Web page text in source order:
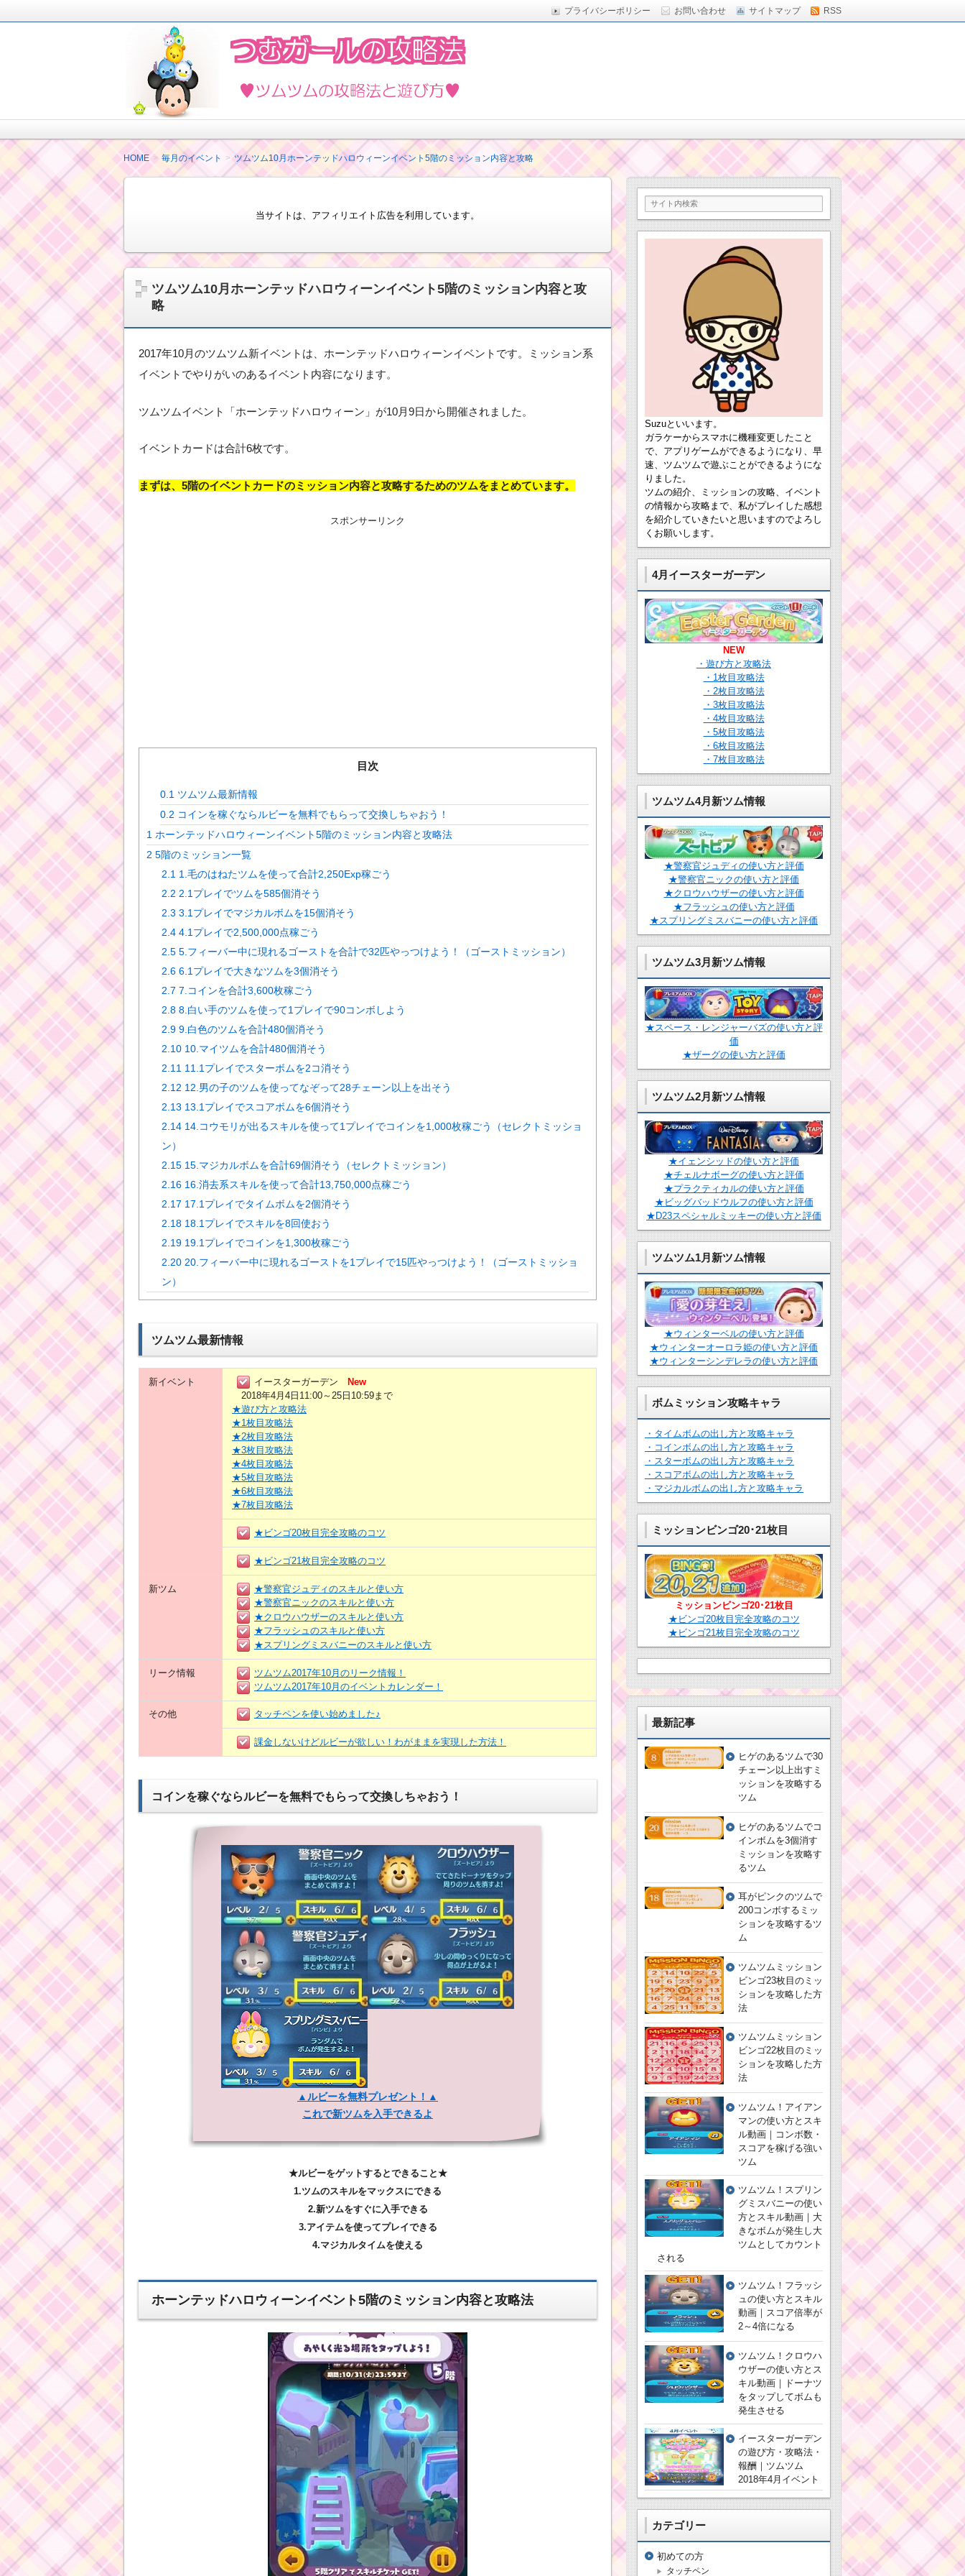
お問い合わせ サイトマップ RSS
プライバシーポリシー
ツムツムの攻略法と遊び方
2018年4月ツムツムを楽しく攻略した実際の方法をまとめています。5月の新イベントや新ツムな
ど最新情報も紹介しています。
HOME 毎月のイベント ツムツム10月ホーンテッドハロウィーンイベント5階のミッション内容と攻略
当サイトは、アフィリエイト広告を利用しています。
ツムツム10月ホーンテッドハロウィーンイベント5階のミッション内容と攻
略
2017年10月のツムツム新イベントは、ホーンテッドハロウィーンイベントです。ミッション系
イベントでやりがいのあるイベント内容になります。
ツムツムイベント「ホーンテッドハロウィーン」が10月9日から開催されました。
イベントカードは合計6枚です。
まずは、5階のイベントカードのミッション内容と攻略するためのツムをまとめています。
スポンサーリンク
目次
0.1ツムツム最新情報
0.2 コインを稼ぐならルビーを無料でもらって交換しちゃおう！
1 ホーンテッドハロウィーンイベント5階のミッション内容と攻略法
2 5階のミッション一覧
2.1 1.毛のはねたツムを使って合計2,250Exp稼ごう
2.2 2.1プレイでツムを585個消そう
2.3 3.1プレイでマジカルボムを15個消そう
2.4 4.1プレイで2,500,000点稼ごう
2.5 5.フィーバー中に現れるゴーストを合計で32匹やっつけよう！（ゴーストミッション）
2.6 6.1プレイで大きなツムを3個消そう
2.7 7.コインを合計3,600枚稼ごう
2.8 8.白い手のツムを使って1プレイで90コンボしよう
2.9 9.白色のツムを合計480個消そう
2.10 10.マイツムを合計480個消そう
2.11 11.1プレイでスターボムを2コ消そう
2.12 12.男の子のツムを使ってなぞって28チェーン以上を出そう
2.13 13.1プレイでスコアボムを6個消そう
2.14 14.コウモリが出るスキルを使って1プレイでコインを1,000枚稼ごう（セレクトミッショ
ン）
2.15 15.マジカルボムを合計69個消そう（セレクトミッション）
2.16 16.消去系スキルを使って合計13,750,000点稼ごう
2.17 17.1プレイでタイムボムを2個消そう
2.18 18.1プレイでスキルを8回使おう
2.19 19.1プレイでコインを1,300枚稼ごう
2.20 20.フィーバー中に現れるゴーストを1プレイで15匹やっつけよう！（ゴーストミッショ
ン）
ツムツム最新情報
新イベント イースターガーデン New
2018年4月4日11:00～25日10:59まで
★遊び方と攻略法
★1枚目攻略法
★2枚目攻略法
★3枚目攻略法
★4枚目攻略法
★5枚目攻略法
★6枚目攻略法
★7枚目攻略法
★ビンゴ20枚目完全攻略のコツ
★ビンゴ21枚目完全攻略のコツ
新ツム
★警察官ジュディのスキルと使い方
★警察官ニックのスキルと使い方
★クロウハウザーのスキルと使い方
★フラッシュのスキルと使い方
★スプリングミスバニーのスキルと使い方
リーク情報
ツムツム2017年10月のリーク情報！
ツムツム2017年10月のイベントカレンダー！
その他 タッチペンを使い始めました♪
課金しないけどルビーが欲しい！わがままを実現した方法！
コインを稼ぐならルビーを無料でもらって交換しちゃおう！
▲ルビーを無料プレゼント！▲
これで新ツムを入手できるよ
★ルビーをゲットするとできること★
1.ツムのスキルをマックスにできる
2.新ツムをすぐに入手できる
3.アイテムを使ってプレイできる
4.マジカルタイムを使える
ホーンテッドハロウィーンイベント5階のミッション内容と攻略法
Suzuといいます。
ガラケーからスマホに機種変更したこと
で、アプリゲームができるようになり、早
速、ツムツムで遊ぶことができるようにな
りました。
ツムの紹介、ミッションの攻略、イベント
の情報から攻略まで、私がプレイした感想
を紹介していきたいと思いますのでよろし
くお願いします。
4月イースターガーデン
NEW
・遊び方と攻略法
・1枚目攻略法
・2枚目攻略法
・3枚目攻略法
・4枚目攻略法
・5枚目攻略法
・6枚目攻略法
・7枚目攻略法
ツムツム4月新ツム情報
★警察官ジュディの使い方と評価
★警察官ニックの使い方と評価
★クロウハウザーの使い方と評価
★フラッシュの使い方と評価
★スプリングミスバニーの使い方と評価
ツムツム3月新ツム情報
★スペース・レンジャーバズの使い方と評
価
★ザーグの使い方と評価
ツムツム2月新ツム情報
★イェンシッドの使い方と評価
★チェルナボーグの使い方と評価
★プラクティカルの使い方と評価
★ビッグバッドウルフの使い方と評価
★D23スペシャルミッキーの使い方と評価
ツムツム1月新ツム情報
★ウィンターベルの使い方と評価
★ウィンターオーロラ姫の使い方と評価
★ウィンターシンデレラの使い方と評価
ボムミッション攻略キャラ
・タイムボムの出し方と攻略キャラ
・コインボムの出し方と攻略キャラ
・スターボムの出し方と攻略キャラ
・スコアボムの出し方と攻略キャラ
・マジカルボムの出し方と攻略キャラ
ミッションビンゴ20･21枚目
ミッションビンゴ20･21枚目
★ビンゴ20枚目完全攻略のコツ
★ビンゴ21枚目完全攻略のコツ
最新記事
ヒゲのあるツムで30
チェーン以上出すミ
ッションを攻略する
ツム
ヒゲのあるツムでコ
インボムを3個消す
ミッションを攻略す
るツム
耳がピンクのツムで
200コンボするミッ
ションを攻略するツ
ム
ツムツムミッション
ビンゴ23枚目のミッ
ションを攻略した方
法
ツムツムミッション
ビンゴ22枚目のミッ
ションを攻略した方
法
ツムツム！アイアン
マンの使い方とスキ
ル動画｜コンボ数・
スコアを稼げる強い
ツム
ツムツム！スプリン
グミスバニーの使い
方とスキル動画｜大
きなボムが発生し大
ツムとしてカウント
される
ツムツム！フラッシ
ュの使い方とスキル
動画｜スコア倍率が
2～4倍になる
ツムツム！クロウハ
ウザーの使い方とス
キル動画｜ドーナツ
をタップしてボムも
発生させる
イースターガーデン
の遊び方・攻略法・
報酬｜ツムツム
2018年4月イベント
カテゴリー
初めての方
タッチペン